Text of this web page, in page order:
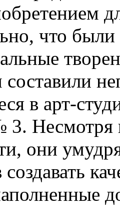
что были
в арт-
3. Несмотря
они
создавать